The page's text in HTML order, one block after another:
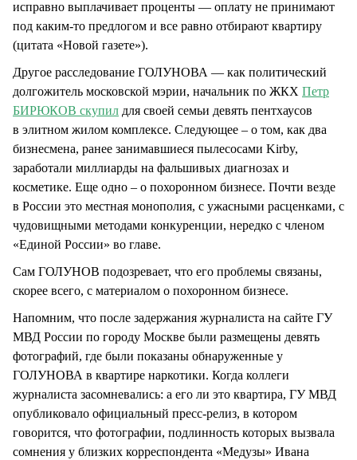
исправно выплачивает проценты — оплату не принимают
под каким-то предлогом и все равно отбирают квартиру
(цитата «Новой газете»).
Другое расследование ГОЛУНОВА — как политический
долгожитель московской мэрии, начальник по ЖКХ Петр
БИРЮКОВ скупил для своей семьи девять пентхаусов
в элитном жилом комплексе. Следующее – о том, как два
бизнесмена, ранее занимавшиеся пылесосами Kirby,
заработали миллиарды на фальшивых диагнозах и
косметике. Еще одно – о похоронном бизнесе. Почти везде
в России это местная монополия, с ужасными расценками, с
чудовищными методами конкуренции, нередко с членом
«Единой России» во главе.
Сам ГОЛУНОВ подозревает, что его проблемы связаны,
скорее всего, с материалом о похоронном бизнесе.
Напомним, что после задержания журналиста на сайте ГУ
МВД России по городу Москве были размещены девять
фотографий, где были показаны обнаруженные у
ГОЛУНОВА в квартире наркотики. Когда коллеги
журналиста засомневались: а его ли это квартира, ГУ МВД
опубликовало официальный пресс-релиз, в котором
говорится, что фотографии, подлинность которых вызвала
сомнения у близких корреспондента «Медузы» Ивана